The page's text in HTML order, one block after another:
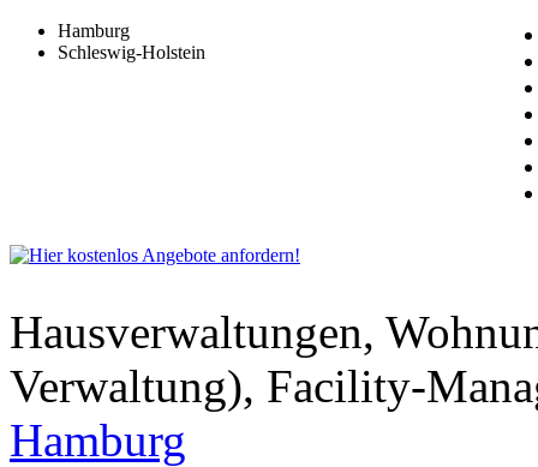
Hamburg
Schleswig-Holstein
Hausverwaltungen,
Verwaltung), Facility-
Hamburg